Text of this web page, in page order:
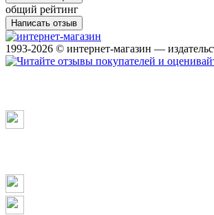
общий рейтинг
Написать отзыв
1993-2026 © интернет-магазин —